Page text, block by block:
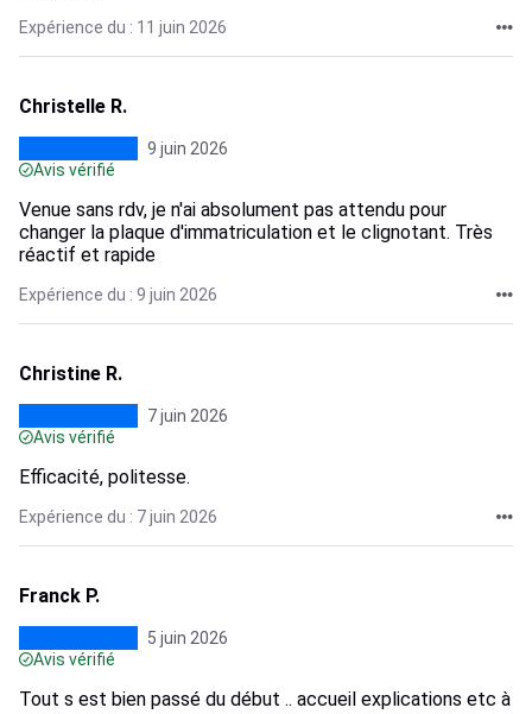
Expérience du : 11 juin 2026
Christelle R.
9 juin 2026
Avis vérifié
Venue sans rdv, je n'ai absolument pas attendu pour
changer la plaque d'immatriculation et le clignotant. Très
réactif et rapide
Expérience du : 9 juin 2026
Christine R.
7 juin 2026
Avis vérifié
Efficacité, politesse.
Expérience du : 7 juin 2026
Franck P.
5 juin 2026
Avis vérifié
Tout s est bien passé du début .. accueil explications etc à